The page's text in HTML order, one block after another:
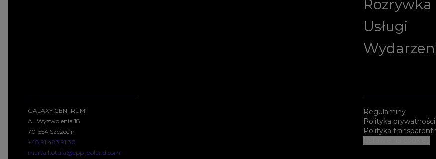
Rozrywka
Usługi
GALAXY CENTRUM
Al. Wyzwolenia 18
70-554 Szczecin
+48 91 483 91 30
marta.kotula@epp-poland.com
Regulaminy
Polityka prywatności
Polityka